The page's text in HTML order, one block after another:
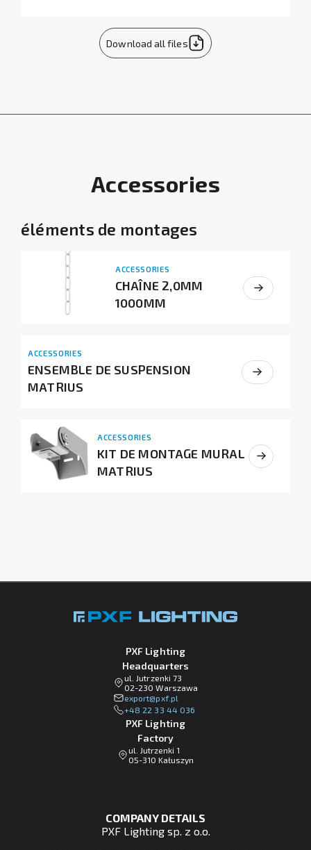
Download all files
Accessories
éléments de montages
ACCESSORIES
CHAÎNE 2,0MM
1000MM
ACCESSORIES
ENSEMBLE DE SUSPENSION
MATRIUS
ACCESSORIES
KIT DE MONTAGE MURAL
MATRIUS
PXF Lighting
Headquarters
ul. Jutrzenki 73
02-230 Warszawa
lp.fxp@tropxe
+48 22 33 44 036
PXF Lighting
Factory
ul. Jutrzenki 1
05-310 Kałuszyn
COMPANY DETAILS
PXF Lighting sp. z o.o.